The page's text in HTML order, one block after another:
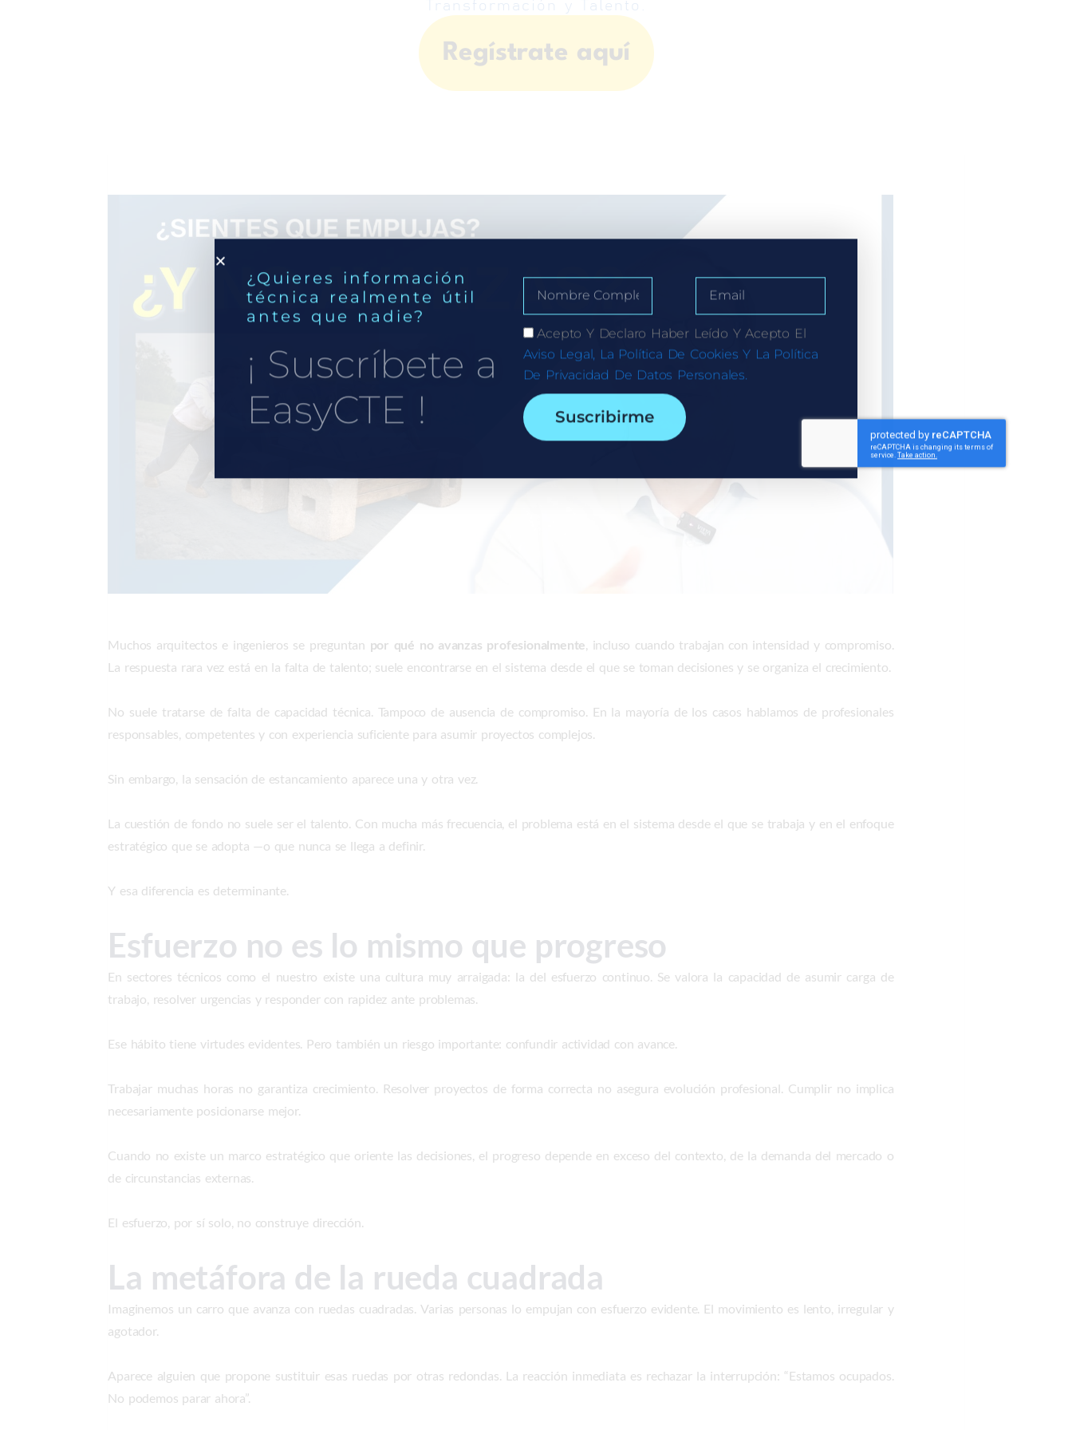
Transformación y Talento.
Regístrate aquí
Muchos arquitectos e ingenieros se preguntan por qué no avanzas profesionalmente, incluso cuando trabajan con intensidad y compromiso.
La respuesta rara vez está en la falta de talento; suele encontrarse en el sistema desde el que se toman decisiones y se organiza el crecimiento.
No suele tratarse de falta de capacidad técnica. Tampoco de ausencia de compromiso. En la mayoría de los casos hablamos de profesionales
responsables, competentes y con experiencia suficiente para asumir proyectos complejos.
Sin embargo, la sensación de estancamiento aparece una y otra vez.
La cuestión de fondo no suele ser el talento. Con mucha más frecuencia, el problema está en el sistema desde el que se trabaja y en el enfoque
estratégico que se adopta —o que nunca se llega a definir.
Y esa diferencia es determinante.
Esfuerzo no es lo mismo que progreso
En sectores técnicos como el nuestro existe una cultura muy arraigada: la del esfuerzo continuo. Se valora la capacidad de asumir carga de
trabajo, resolver urgencias y responder con rapidez ante problemas.
Ese hábito tiene virtudes evidentes. Pero también un riesgo importante: confundir actividad con avance.
Trabajar muchas horas no garantiza crecimiento. Resolver proyectos de forma correcta no asegura evolución profesional. Cumplir no implica
necesariamente posicionarse mejor.
Cuando no existe un marco estratégico que oriente las decisiones, el progreso depende en exceso del contexto, de la demanda del mercado o
de circunstancias externas.
El esfuerzo, por sí solo, no construye dirección.
La metáfora de la rueda cuadrada
Imaginemos un carro que avanza con ruedas cuadradas. Varias personas lo empujan con esfuerzo evidente. El movimiento es lento, irregular y
agotador.
Aparece alguien que propone sustituir esas ruedas por otras redondas. La reacción inmediata es rechazar la interrupción: “Estamos ocupados.
No podemos parar ahora”.
¿Quieres información
técnica realmente útil
antes que nadie?
¡ Suscríbete a
EasyCTE !
Acepto Y Declaro Haber Leído Y Acepto El
Aviso Legal, La Política De Cookies Y La Política
De Privacidad De Datos Personales.
Suscribirme